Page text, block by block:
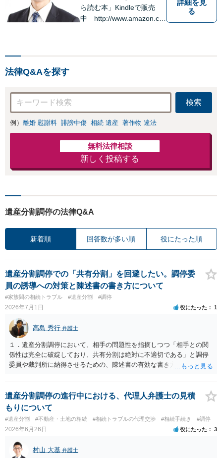
ら読む本」Kindleで販売
中 http://www.amazon.co.
詳細を見
る
法律Q&Aを探す
検索
例） 離婚 慰謝料 誹謗中傷 相続 遺産 著作物 違法
無料法律相談
新しく投稿する
遺産分割調停の法律Q&A
新着順 回答数が多い順 役にたった順
遺産分割調停での「共有分割」を回避したい。調停委
員の誘導への対策と陳述書の書き方について
#家族間の相続トラブル #遺産分割 #調停
2026年7月1日 役にたった 1
高島 秀行 弁護士
１．遺産分割調停において、相手の問題性を指摘しつつ「相手との関
係性は完全に破綻しており、共有分割は絶対に不適切である」と調停
委員や裁判所に納得させるための、陳述書の有効な書き方やポイント
した場合、調停委員が裁判官に対して「共有分割が有効な解決策であ
る」という意見を出すことは実務上よくあることでしょうか。また、
裁判官が審判で強制的に共有分割を命じる可能性はどの程度あるので
しょうか。 ３．現在の状況において、調停委員の強引な誘導に流され
ず、共有分割を確実に避けるために、今から取れるその他の法的な手
段や主張の組み立て方があれば教えていただきたいです。 共有分割
を避ける方法は、共有ではだめだということだけを主張しても 避けら
れません。 本件遺産分割では、共有分割以外のあなたが希望する分割
遺産分割調停の進行中における、代理人弁護士の見積
もりについて
#遺産分割 #不動産・土地の相続 #相続トラブルの代理交渉 #相続手続き #調停
2026年6月26日 役にたった 3
村山 大基 弁護士